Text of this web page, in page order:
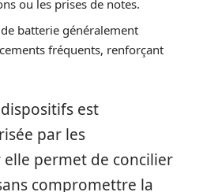
ou les prises de notes.
batterie généralement
fréquents, renforçant
est
par les
permet de concilier
compromettre la